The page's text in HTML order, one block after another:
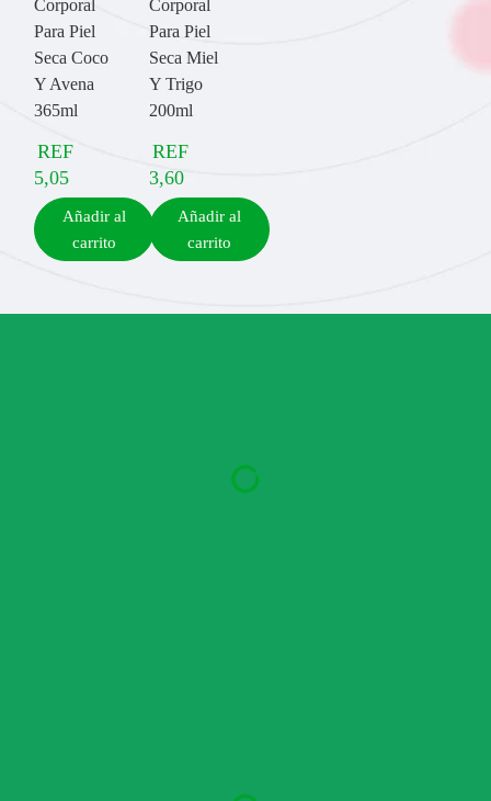
Corporal
Para Piel
Seca Coco
Y Avena
365ml
REF
5,05
Añadir al
carrito
Corporal
Para Piel
Seca Miel
Y Trigo
200ml
REF
3,60
Añadir al
carrito